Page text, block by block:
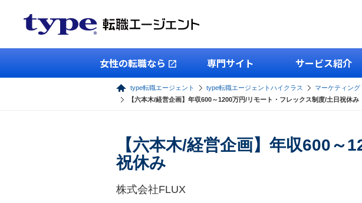
女性の転職なら 専門サイト サービス紹介
type転職エージェント type転職エージェントハイクラス マーケティン
【六本木/経営企画】年収600～1200万円/リモート・フレックス制度/土日祝休み
【六本木/経営企画】年収600～
祝休み
株式会社FLUX